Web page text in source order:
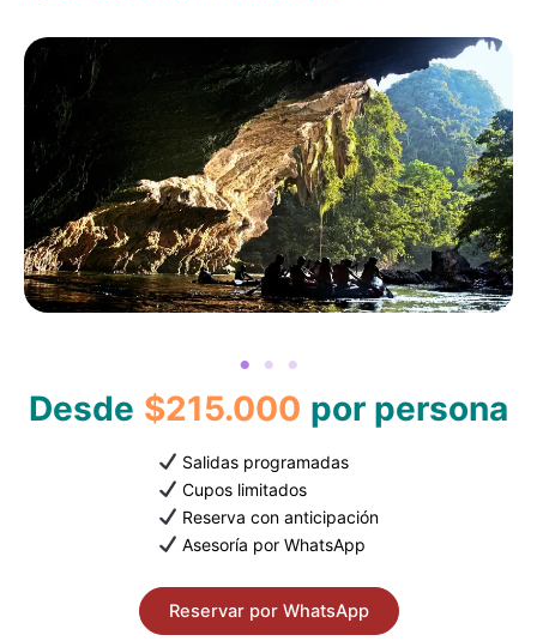
Desde $215.000 por persona
Salidas programadas
Cupos limitados
Reserva con anticipación
Asesoría por WhatsApp
Reservar por WhatsApp